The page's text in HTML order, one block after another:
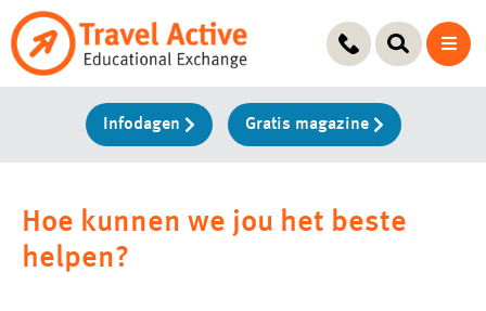
Ga
naar
Infodagen Gratis magazine
Hoe kunnen we jou het beste
helpen?